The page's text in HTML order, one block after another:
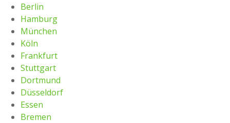
Berlin
Hamburg
München
Köln
Frankfurt
Stuttgart
Dortmund
Düsseldorf
Essen
Bremen